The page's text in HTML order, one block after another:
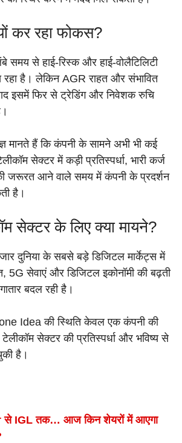
कर रहा फोकस?
से हाई-रिस्क और हाई-वोलैटिलिटी
रहा है। लेकिन AGR राहत और संभावित
इसमें फिर से ट्रेडिंग और निवेशक रुचि
मानते हैं कि कंपनी के सामने अभी भी कई
सेक्टर में कड़ी प्रतिस्पर्धा, भारी कर्ज
जरूरत आने वाले समय में कंपनी के प्रदर्शन
है।
सेक्टर के लिए क्या मायने?
दुनिया के सबसे बड़े डिजिटल मार्केट्स में
5G सेवाएं और डिजिटल इकोनॉमी की बढ़ती
बदल रही है।
Idea की स्थिति केवल एक कंपनी की
सेक्टर की प्रतिस्पर्धा और भविष्य से
है।
से IGL तक… आज किन शेयरों में आएगा